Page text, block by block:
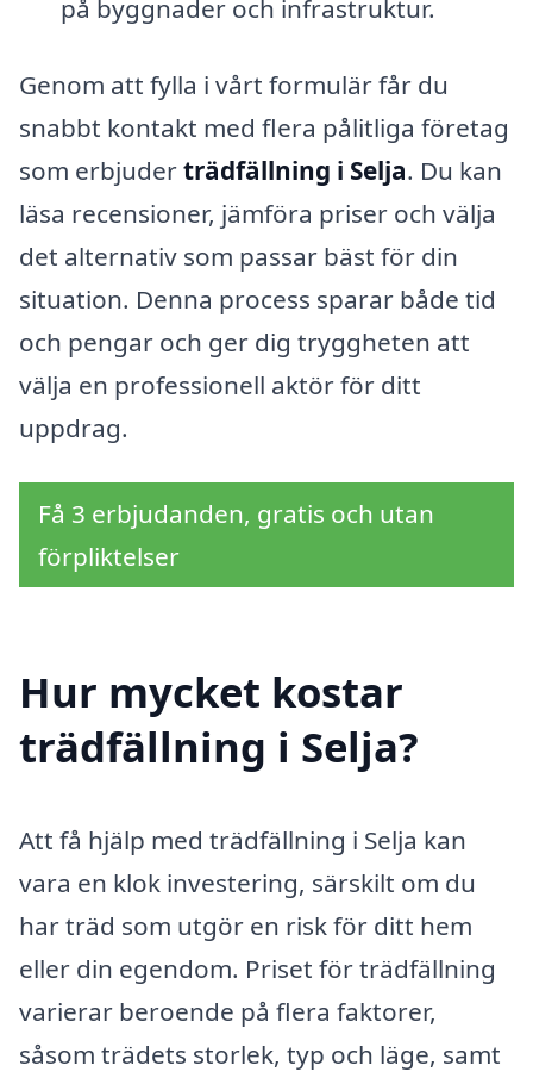
på byggnader och infrastruktur.
Genom att fylla i vårt formulär får du
snabbt kontakt med flera pålitliga företag
som erbjuderträdfällning i Selja. Du kan
läsa recensioner, jämföra priser och välja
det alternativ som passar bäst för din
situation. Denna process sparar både tid
och pengar och ger dig tryggheten att
välja en professionell aktör för ditt
uppdrag.
Få 3 erbjudanden, gratis och utan
förpliktelser
Hur mycket kostar
trädfällning i Selja?
Att få hjälp med trädfällning i Selja kan
vara en klok investering, särskilt om du
har träd som utgör en risk för ditt hem
eller din egendom. Priset för trädfällning
varierar beroende på flera faktorer,
såsom trädets storlek, typ och läge, samt